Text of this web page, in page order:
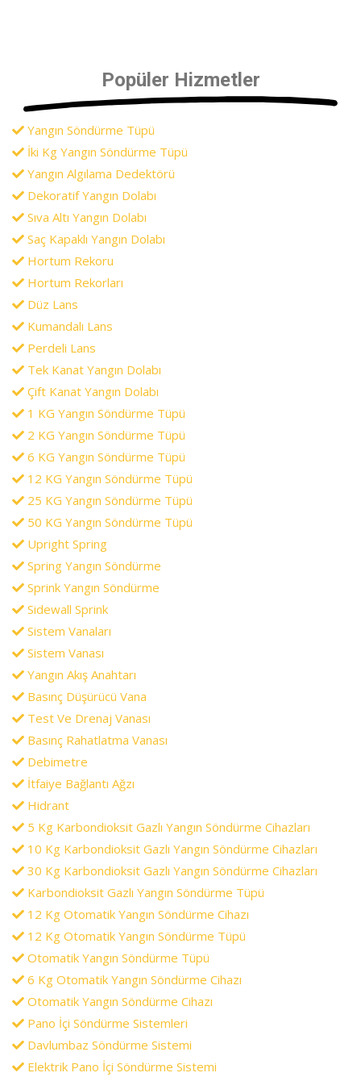
Popüler Hizmetler
Yangın Söndürme Tüpü
İki Kg Yangın Söndürme Tüpü
Yangın Algılama Dedektörü
Dekoratif Yangın Dolabı
Sıva Altı Yangın Dolabı
Saç Kapaklı Yangın Dolabı
Hortum Rekoru
Hortum Rekorları
Düz Lans
Kumandalı Lans
Perdeli Lans
Tek Kanat Yangın Dolabı
Çift Kanat Yangın Dolabı
1 KG Yangın Söndürme Tüpü
2 KG Yangın Söndürme Tüpü
6 KG Yangın Söndürme Tüpü
12 KG Yangın Söndürme Tüpü
25 KG Yangın Söndürme Tüpü
50 KG Yangın Söndürme Tüpü
Upright Spring
Spring Yangın Söndürme
Sprink Yangın Söndürme
Sidewall Sprink
Sistem Vanaları
Sistem Vanası
Yangın Akış Anahtarı
Basınç Düşürücü Vana
Test Ve Drenaj Vanası
Basınç Rahatlatma Vanası
Debimetre
İtfaiye Bağlantı Ağzı
Hidrant
5 Kg Karbondioksit Gazlı Yangın Söndürme Cihazları
10 Kg Karbondioksit Gazlı Yangın Söndürme Cihazları
30 Kg Karbondioksit Gazlı Yangın Söndürme Cihazları
Karbondioksit Gazlı Yangın Söndürme Tüpü
12 Kg Otomatik Yangın Söndürme Cihazı
12 Kg Otomatik Yangın Söndürme Tüpü
Otomatik Yangın Söndürme Tüpü
6 Kg Otomatik Yangın Söndürme Cihazı
Otomatik Yangın Söndürme Cihazı
Pano İçi Söndürme Sistemleri
Davlumbaz Söndürme Sistemi
Elektrik Pano İçi Söndürme Sistemi